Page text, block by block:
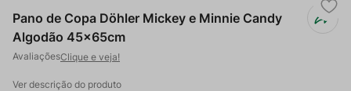
Pano de Copa Döhler Mickey e Minnie Candy
Algodão 45x65cm
Clique e veja!
Ver descrição do produto